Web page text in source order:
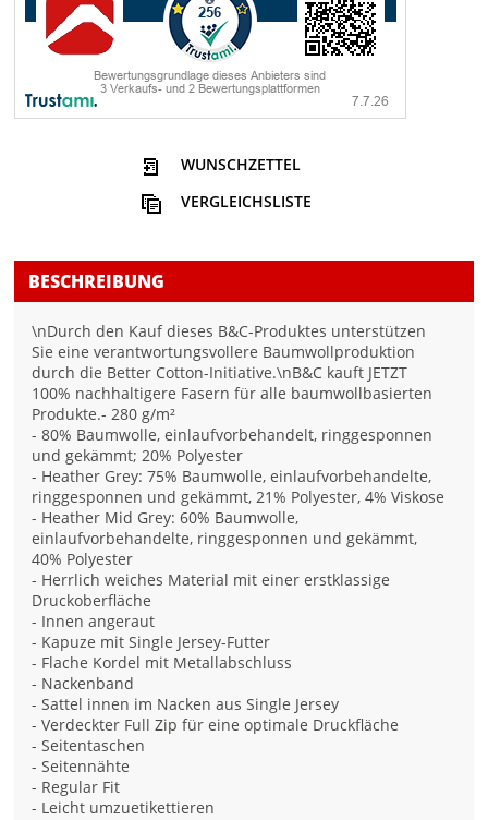
WUNSCHZETTEL
VERGLEICHSLISTE
BESCHREIBUNG
\nDurch den Kauf dieses B&C-Produktes unterstützen
Sie eine verantwortungsvollere Baumwollproduktion
durch die Better Cotton-Initiative.\nB&C kauft JETZT
100% nachhaltigere Fasern für alle baumwollbasierten
Produkte.- 280 g/m²
- 80% Baumwolle, einlaufvorbehandelt, ringgesponnen
und gekämmt; 20% Polyester
- Heather Grey: 75% Baumwolle, einlaufvorbehandelte,
ringgesponnen und gekämmt, 21% Polyester, 4% Viskose
- Heather Mid Grey: 60% Baumwolle,
einlaufvorbehandelte, ringgesponnen und gekämmt,
40% Polyester
- Herrlich weiches Material mit einer erstklassige
Druckoberfläche
- Innen angeraut
- Kapuze mit Single Jersey-Futter
- Flache Kordel mit Metallabschluss
- Nackenband
- Sattel innen im Nacken aus Single Jersey
- Verdeckter Full Zip für eine optimale Druckfläche
- Seitentaschen
- Seitennähte
- Regular Fit
- Leicht umzuetikettieren